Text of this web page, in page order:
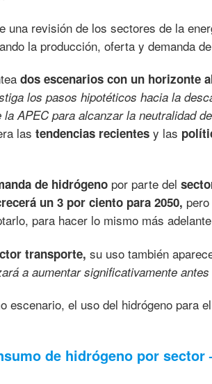
una revisión de los sectores de la
la producción, oferta y demanda
dos escenarios con un horizonte
los pasos hipotéticos hacia la
APEC para alcanzar la neutralidad
las tendencias recientes y las
de hidrógeno por parte del
un 3 por ciento para 2050,
para hacer lo mismo más
transporte, su uso también
a aumentar significativamente antes
escenario, el uso del hidrógeno para
de hidrógeno por sector